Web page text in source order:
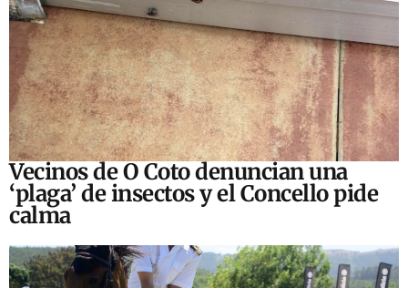
Vecinos de O Coto denuncian una
‘plaga’ de insectos y el Concello pide
calma